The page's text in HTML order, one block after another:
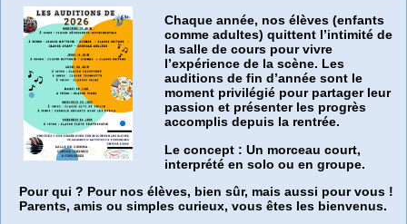
Chaque année, nos élèves (enfants
comme adultes) quittent l’intimité de
la salle de cours pour vivre
l’expérience de la scène. Les
auditions de fin d’année sont le
moment privilégié pour partager leur
passion et présenter les progrès
accomplis depuis la rentrée.
Le concept : Un morceau court,
interprété en solo ou en groupe.
Pour qui ? Pour nos élèves, bien sûr, mais aussi pour vous !
Parents, amis ou simples curieux, vous êtes les bienvenus.